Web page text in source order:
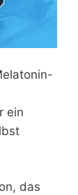
ein
das